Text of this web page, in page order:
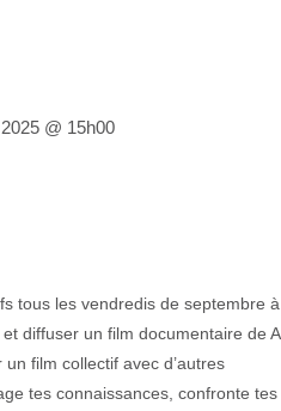
@ 15h00
tous les vendredis de septembre à
diffuser un film documentaire de A
film collectif avec d’autres
tes connaissances, confronte tes